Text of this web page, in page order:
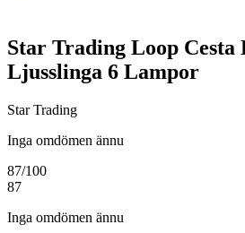
Star Trading Loop
Ljusslinga 6 Lampor
Star Trading
Inga omdömen ännu
87/100
87
Inga omdömen ännu